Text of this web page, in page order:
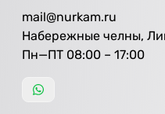
mail@nurkam.ru
Набережные челны,
Пн—ПТ 08:00 – 17:00